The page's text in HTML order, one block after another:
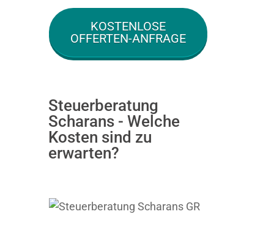
KOSTENLOSE
OFFERTEN-ANFRAGE
Steuerberatung
Scharans - Welche
Kosten sind zu
erwarten?